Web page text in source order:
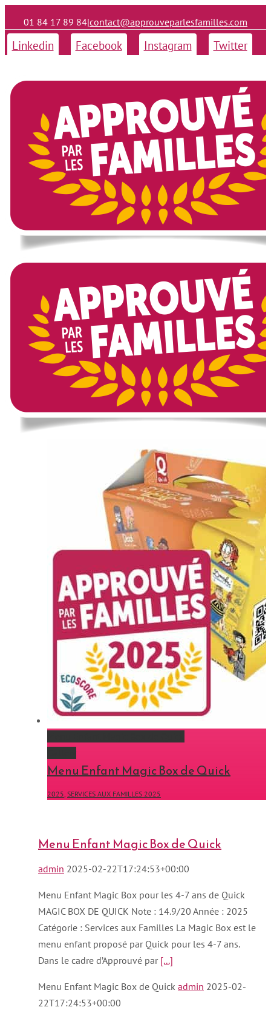
01 84 17 89 84|contact@approuveparlesfamilles.com
Linkedin Facebook Instagram Twitter
Menu Enfant Magic Box de Quick
2025, SERVICES AUX FAMILLES 2025
Menu Enfant Magic Box de Quick
admin 2025-02-22T17:24:53+00:00
Menu Enfant Magic Box pour les 4-7 ans de Quick
MAGIC BOX DE QUICK Note : 14.9/20 Année : 2025
Catégorie : Services aux Familles La Magic Box est le
menu enfant proposé par Quick pour les 4-7 ans.
Dans le cadre d’Approuvé par [...]
Menu Enfant Magic Box de Quick admin 2025-02-
22T17:24:53+00:00